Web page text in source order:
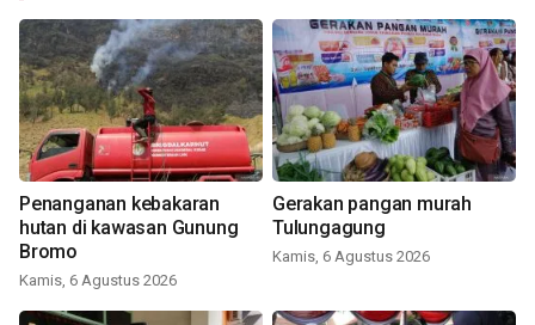
Penanganan kebakaran
hutan di kawasan Gunung
Bromo
Kamis, 6 Agustus 2026
Gerakan pangan murah
Tulungagung
Kamis, 6 Agustus 2026